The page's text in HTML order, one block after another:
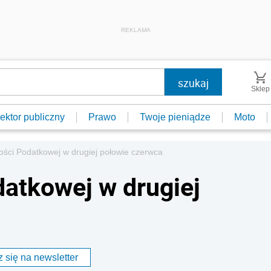
REKLAMA
Sklep
publiczny Prawo Twoje pieniądze Moto
Podatkowej w drugiej połowie czerwca
w drugiej
się na newsletter